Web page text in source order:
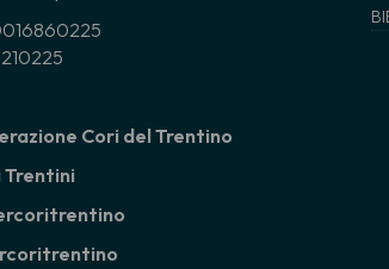
Cori del Trentino
Trentini